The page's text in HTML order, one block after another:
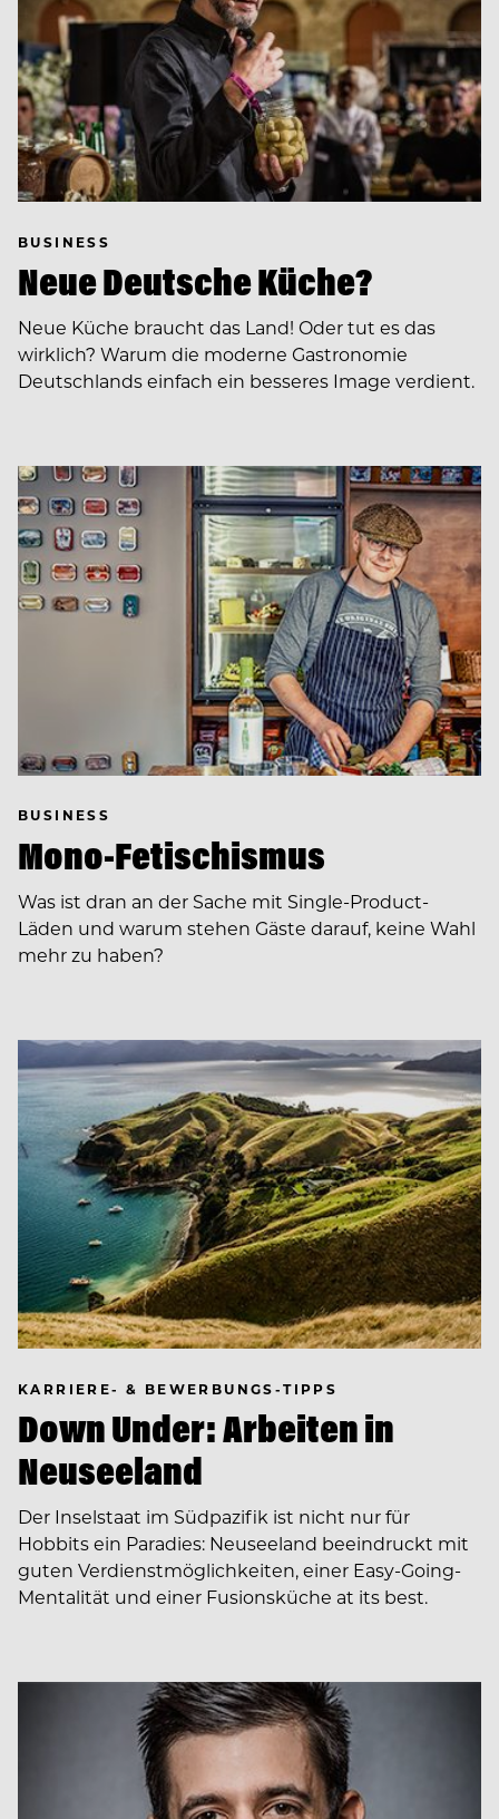
BUSINESS
Neue Deutsche Küche?
Neue Küche braucht das Land! Oder tut es das
wirklich? Warum die moderne Gastronomie
Deutschlands einfach ein besseres Image verdient.
BUSINESS
Mono-Fetischismus
Was ist dran an der Sache mit Single-Product-
Läden und warum stehen Gäste darauf, keine Wahl
mehr zu haben?
KARRIERE- & BEWERBUNGS-TIPPS
Down Under: Arbeiten in
Neuseeland
Der Inselstaat im Südpazifik ist nicht nur für
Hobbits ein Paradies: Neuseeland beeindruckt mit
guten Verdienstmöglichkeiten, einer Easy-Going-
Mentalität und einer Fusionsküche at its best.